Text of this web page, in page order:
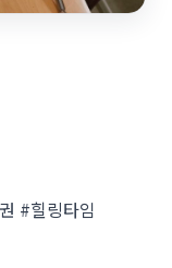
#힐링타임